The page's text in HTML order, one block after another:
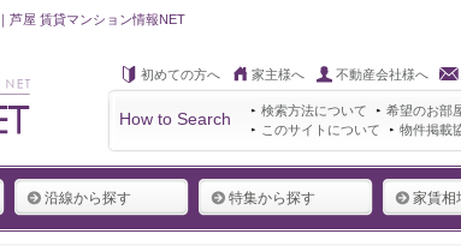
芦屋 賃貸マンション情報NET
初めての方へ 家主様へ 不動産会社様へ
How to Search 検索方法について 希望のお部
このサイトについて
物件掲載
沿線から探す 特集から探す 家賃相